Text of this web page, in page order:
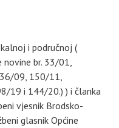
i područnoj (
novine br. 33/01,
09, 150/11,
19 i 144/20.) ) i članka
vjesnik Brodsko-
glasnik Općine